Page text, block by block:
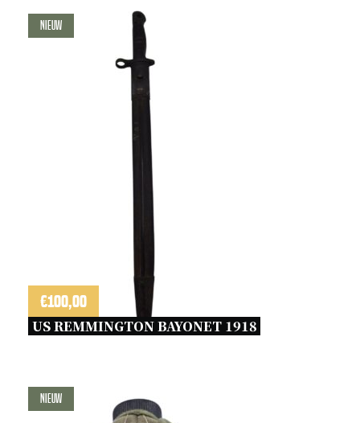
Nieuw
€100,00
US REMMINGTON BAYONET 1918
Nieuw